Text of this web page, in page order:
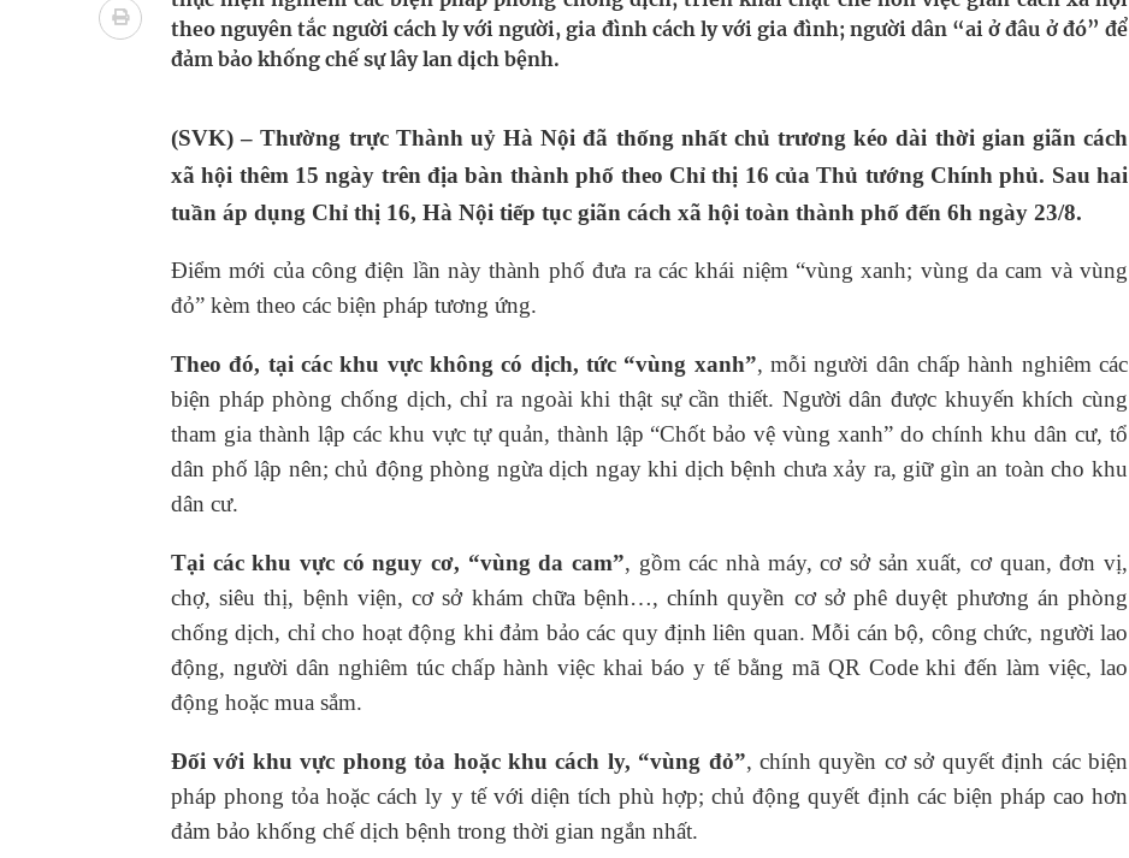
bảo vệ sức khỏe Nhân dân
Không chỉ cắt tóc, Đông Tây Barbershop dành nguồn lực cho môi trường và cộng đồng
Ung thư thận: Nguy hiểm vì tiến triển quá âm thầm
Vương Thành Công: Khi việc học bắt đầu từ trải nghiệm thực tế
theo nguyên tắc người cách ly với người, gia đình cách ly với gia đình; người dân “ai ở đâu ở đó” để
đảm bảo khống chế sự lây lan dịch bệnh.
(SVK) –Thường trực Thành uỷ Hà Nội đã thống nhất chủ trương kéo dài thời gian giãn cách
xã hội thêm 15 ngày trên địa bàn thành phố theo Chỉ thị 16 của Thủ tướng Chính phủ. Sau hai
tuần áp dụng Chỉ thị 16, Hà Nội tiếp tục giãn cách xã hội toàn thành phố đến 6h ngày 23/8.
Điểm mới của công điện lần này thành phố đưa ra các khái niệm “vùng xanh; vùng da cam và vùng
đỏ” kèm theo các biện pháp tương ứng.
Theo đó, tại các khu vực không có dịch, tức “vùng xanh”, mỗi người dân chấp hành nghiêm các
biện pháp phòng chống dịch, chỉ ra ngoài khi thật sự cần thiết. Người dân được khuyến khích cùng
tham gia thành lập các khu vực tự quản, thành lập “Chốt bảo vệ vùng xanh” do chính khu dân cư, tổ
dân phố lập nên; chủ động phòng ngừa dịch ngay khi dịch bệnh chưa xảy ra, giữ gìn an toàn cho khu
dân cư.
Tại các khu vực có nguy cơ, “vùng da cam”, gồm các nhà máy, cơ sở sản xuất, cơ quan, đơn vị,
chợ, siêu thị, bệnh viện, cơ sở khám chữa bệnh…, chính quyền cơ sở phê duyệt phương án phòng
chống dịch, chỉ cho hoạt động khi đảm bảo các quy định liên quan. Mỗi cán bộ, công chức, người lao
động, người dân nghiêm túc chấp hành việc khai báo y tế bằng mã QR Code khi đến làm việc, lao
động hoặc mua sắm.
Đối với khu vực phong tỏa hoặc khu cách ly, “vùng đỏ”, chính quyền cơ sở quyết định các biện
pháp phong tỏa hoặc cách ly y tế với diện tích phù hợp; chủ động quyết định các biện pháp cao hơn
đảm bảo khống chế dịch bệnh trong thời gian ngắn nhất.